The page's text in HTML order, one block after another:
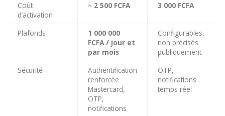
Coût
d’activation
≈ 2 500 FCFA 3 000 FCFA
Plafonds
1 000 000
FCFA / jour et
par mois
Configurables,
non précisés
publiquement
Sécurité
Authentification
renforcée
Mastercard,
OTP,
notifications
OTP,
notifications
temps réel